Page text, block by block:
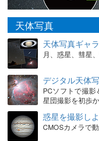
天体写真
天体写真ギャ
月、惑星、彗星
デジタル天体
PCソフトで撮影
星団撮影を初歩
惑星を撮影し
CMOSカメラで